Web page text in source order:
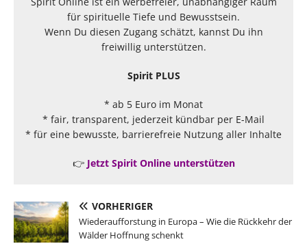
für spirituelle Tiefe und Bewusstsein.
Wenn Du diesen Zugang schätzt, kannst Du ihn
freiwillig unterstützen.
Spirit PLUS
* ab 5 Euro im Monat
* fair, transparent, jederzeit kündbar per E-Mail
* für eine bewusste, barrierefreie Nutzung aller Inhalte
👉 Jetzt Spirit Online unterstützen
VORHERIGER
Wiederaufforstung in Europa – Wie die Rückkehr der
Wälder Hoffnung schenkt